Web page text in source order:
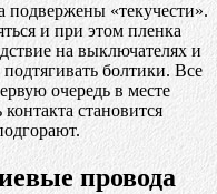
«текучести».
и при этом пленка
на выключателях и
болтики. Все
очередь в месте
становится
провода